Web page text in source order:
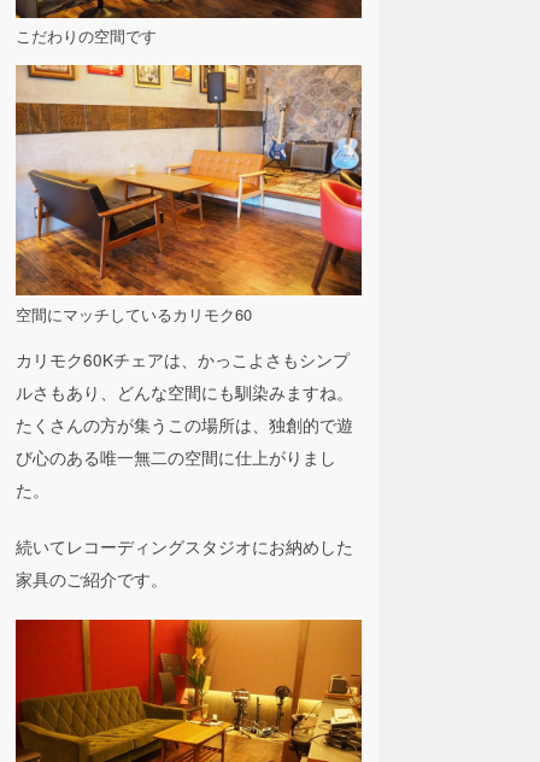
こだわりの空間です
空間にマッチしているカリモク60
カリモク60Kチェアは、かっこよさもシンプ
ルさもあり、どんな空間にも馴染みますね。
たくさんの方が集うこの場所は、独創的で遊
び心のある唯一無二の空間に仕上がりまし
た。
続いてレコーディングスタジオにお納めした
家具のご紹介です。